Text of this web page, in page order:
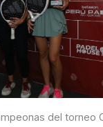
del torneo